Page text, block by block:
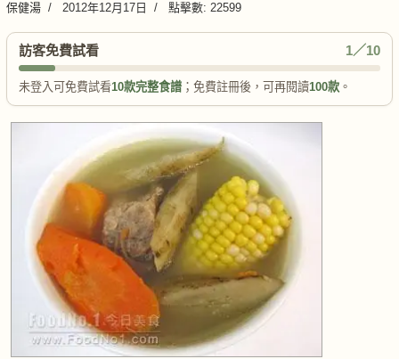
保健湯 2012年12月17日 點擊數: 22599
訪客免費試看 1／10
未登入可免費試看10款完整食譜 ；免費註冊後，可再閱讀100款 。